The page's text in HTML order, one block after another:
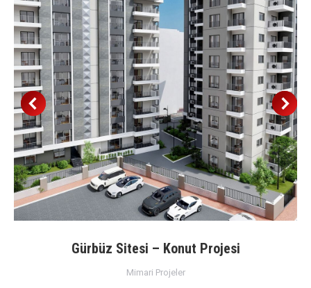
Gürbüz Sitesi – Konut Projesi
Mimari Projeler